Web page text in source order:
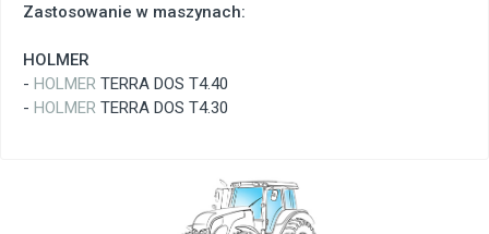
Zastosowanie w maszynach:
HOLMER
- HOLMER TERRA DOS T4.40
- HOLMER TERRA DOS T4.30